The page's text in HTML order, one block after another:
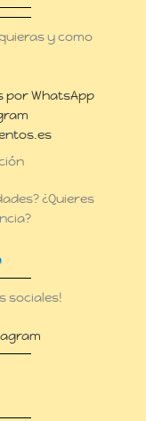
y como
por WhatsApp
¿Quieres
sociales!